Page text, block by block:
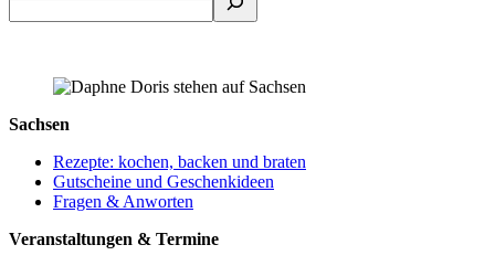
Sachsen
Rezepte: kochen, backen und braten
Gutscheine und Geschenkideen
Fragen & Anworten
Veranstaltungen & Termine